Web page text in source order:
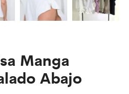
Manga
Abajo